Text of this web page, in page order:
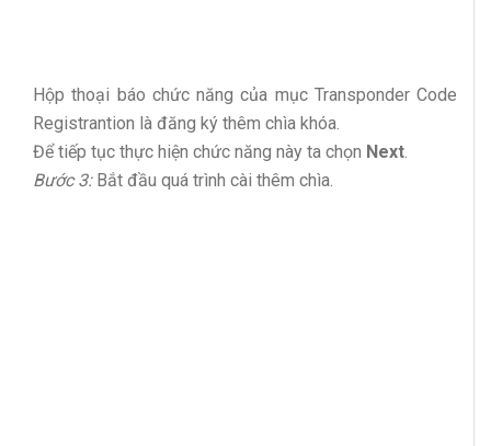
Hộp thoại báo chức năng của mục Transponder Code
Registrantion là đăng ký thêm chìa khóa.
Để tiếp tục thực hiện chức năng này ta chọn Next.
Bước 3:Bắt đầu quá trình cài thêm chìa.